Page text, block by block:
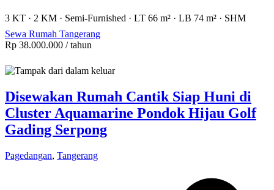
3 KT · 2 KM · Semi-Furnished · LT 66 m² · LB 74 m² · SHM
Sewa Rumah Tangerang
Rp 38.000.000 / tahun
Disewakan Rumah Cantik Siap Huni di
Cluster Aquamarine Pondok Hijau Golf
Gading Serpong
Pagedangan, Tangerang